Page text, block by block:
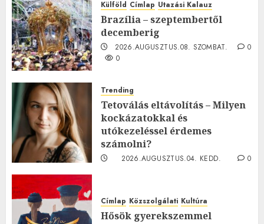
Külföld Címlap Utazási Kalauz
Brazília – szeptembertől
decemberig
2026.AUGUSZTUS.08. SZOMBAT.
0
0
Trending
Tetoválás eltávolítás – Milyen
kockázatokkal és
utókezeléssel érdemes
számolni?
2026.AUGUSZTUS.04. KEDD.
0
Címlap Közszolgálati Kultúra
Hősök gyerekszemmel